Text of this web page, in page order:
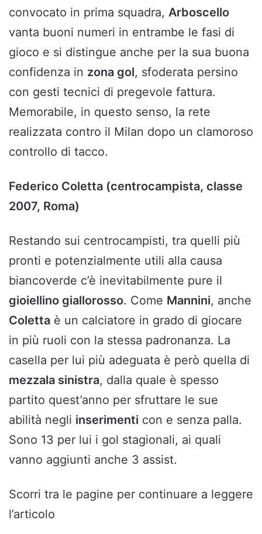
convocato in prima squadra, Arboscello
vanta buoni numeri in entrambe le fasi di
gioco e si distingue anche per la sua buona
confidenza in zona gol, sfoderata persino
con gesti tecnici di pregevole fattura.
Memorabile, in questo senso, la rete
realizzata contro il Milan dopo un clamoroso
controllo di tacco.
Federico Coletta (centrocampista, classe
2007, Roma)
Restando sui centrocampisti, tra quelli più
pronti e potenzialmente utili alla causa
biancoverde c’è inevitabilmente pure il
gioiellino giallorosso. Come Mannini, anche
Coletta è un calciatore in grado di giocare
in più ruoli con la stessa padronanza. La
casella per lui più adeguata è però quella di
mezzala sinistra, dalla quale è spesso
partito quest’anno per sfruttare le sue
abilità negli inserimenti con e senza palla.
Sono 13 per lui i gol stagionali, ai quali
vanno aggiunti anche 3 assist.
Scorri tra le pagine per continuare a leggere
l’articolo